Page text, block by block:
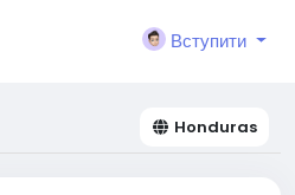
Вступити
Honduras